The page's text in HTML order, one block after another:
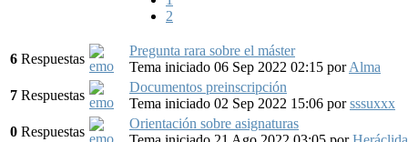
2
6 Respuestas
Pregunta rara sobre el máster
Tema iniciado 06 Sep 2022 02:15 porAlma
7 Respuestas
Documentos preinscripción
Tema iniciado 02 Sep 2022 15:06 porsssuxxx
0 Respuestas
Orientación sobre asignaturas